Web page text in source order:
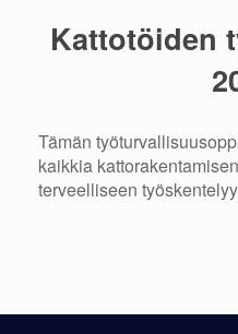
Kattotöiden
Tämän
kaikkia
terveelliseen